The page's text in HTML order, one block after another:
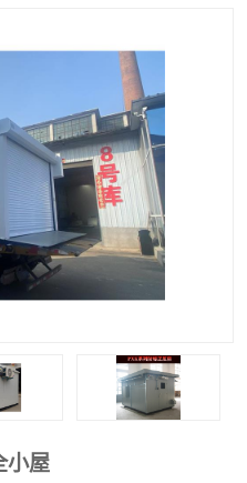
小屋